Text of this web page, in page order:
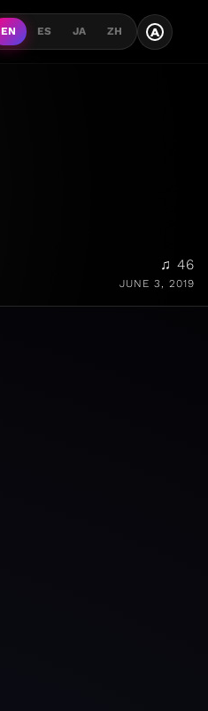
EN ES JA ZH A
♫ 46
JUNE 3, 2019